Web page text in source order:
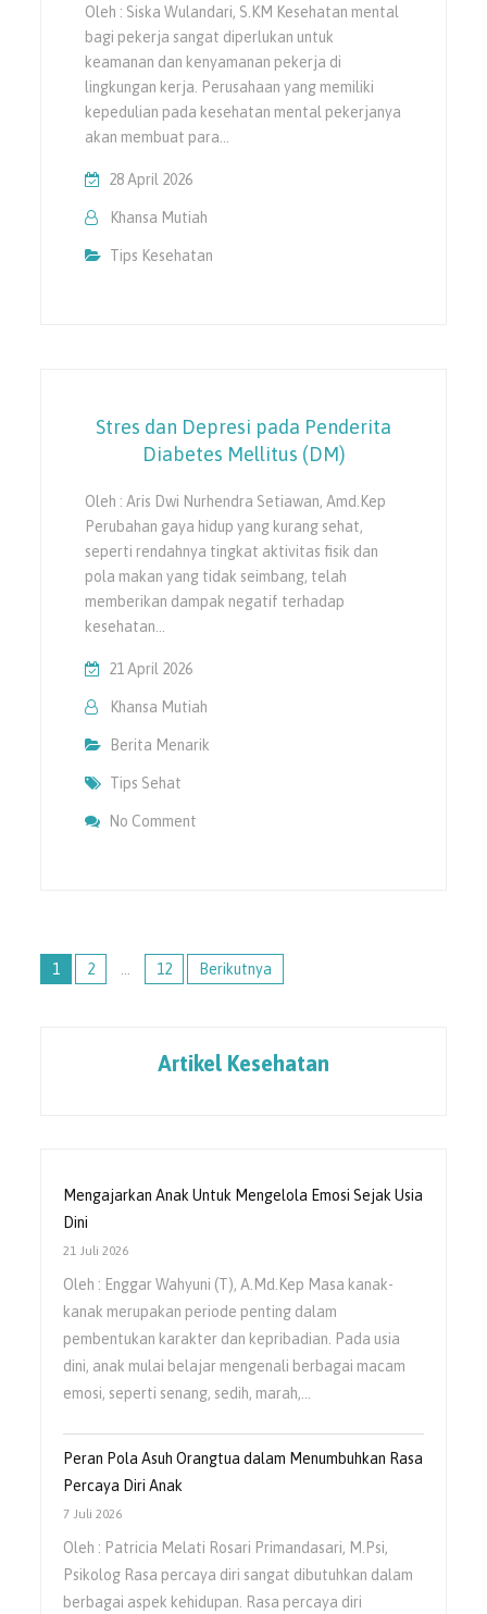
Oleh : Siska Wulandari, S.KM Kesehatan mental
bagi pekerja sangat diperlukan untuk
keamanan dan kenyamanan pekerja di
lingkungan kerja. Perusahaan yang memiliki
kepedulian pada kesehatan mental pekerjanya
akan membuat para…
28 April 2026
Khansa Mutiah
Tips Kesehatan
Stres dan Depresi pada Penderita
Diabetes Mellitus (DM)
Oleh : Aris Dwi Nurhendra Setiawan, Amd.Kep
Perubahan gaya hidup yang kurang sehat,
seperti rendahnya tingkat aktivitas fisik dan
pola makan yang tidak seimbang, telah
memberikan dampak negatif terhadap
kesehatan…
21 April 2026
Khansa Mutiah
Berita Menarik
Tips Sehat
No Comment
pos
1 2 12 Berikutnya
Artikel Kesehatan
Mengajarkan Anak Untuk Mengelola Emosi Sejak Usia
Dini
21 Juli 2026
Oleh : Enggar Wahyuni (T), A.Md.Kep Masa kanak-
kanak merupakan periode penting dalam
pembentukan karakter dan kepribadian. Pada usia
dini, anak mulai belajar mengenali berbagai macam
emosi, seperti senang, sedih, marah,…
Peran Pola Asuh Orangtua dalam Menumbuhkan Rasa
Percaya Diri Anak
7 Juli 2026
Oleh : Patricia Melati Rosari Primandasari, M.Psi,
Psikolog Rasa percaya diri sangat dibutuhkan dalam
berbagai aspek kehidupan. Rasa percaya diri